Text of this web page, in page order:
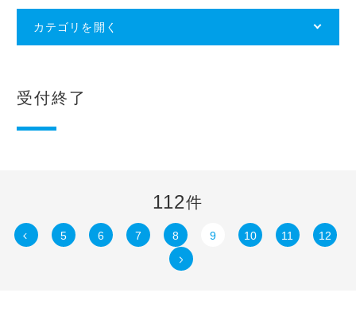
カテゴリを開く
受付終了
112件
5 6 7 8 9 10 11 12